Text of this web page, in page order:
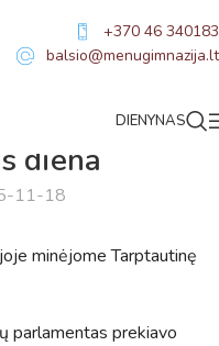
+370 46 340183
balsio@menugimnazija.lt
DIENYNAS
diena
11-18
minėjome Tarptautinę
parlamentas prekiavo